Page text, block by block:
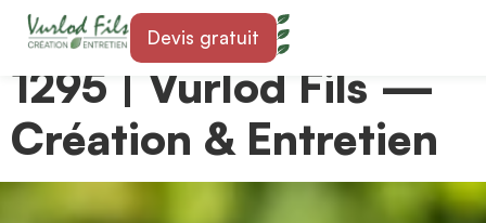
Devis gratuit
Paysagiste à Mies
1295 | Vurlod Fils —
Création & Entretien